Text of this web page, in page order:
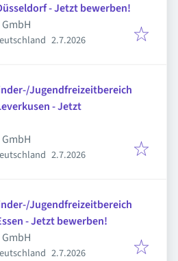
- Jetzt bewerben!
Veröffentlicht
2.7.2026
Jugendfreizeitbereich
- Jetzt
Veröffentlicht
2.7.2026
Jugendfreizeitbereich
- Jetzt bewerben!
Veröffentlicht
2.7.2026